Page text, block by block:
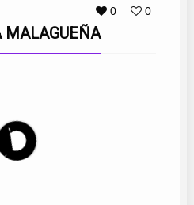
0 0
MALAGUEÑA